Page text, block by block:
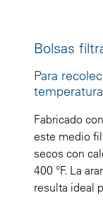
Bolsas
Para
temperatura
Fabricado
este medio
secos con
400 °F. La
resulta ideal